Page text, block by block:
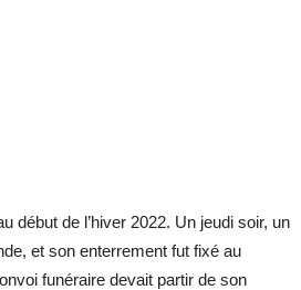
début de l’hiver 2022. Un jeudi soir, un
et son enterrement fut fixé au
funéraire devait partir de son